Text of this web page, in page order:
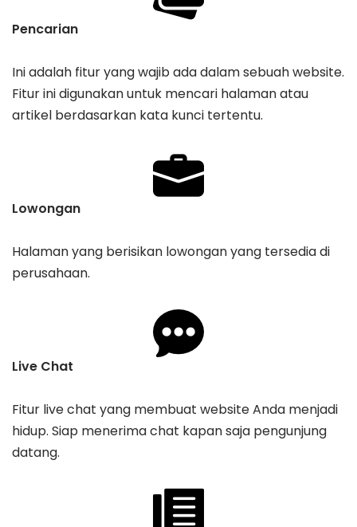
Pencarian
Ini adalah fitur yang wajib ada dalam sebuah website.
Fitur ini digunakan untuk mencari halaman atau
artikel berdasarkan kata kunci tertentu.
Lowongan
Halaman yang berisikan lowongan yang tersedia di
perusahaan.
Live Chat
Fitur live chat yang membuat website Anda menjadi
hidup. Siap menerima chat kapan saja pengunjung
datang.